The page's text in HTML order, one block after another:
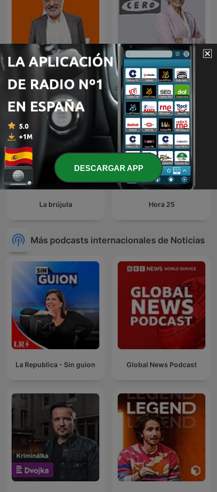
Mañanas en Libertad con
Luis del Pino
Julia en la onda
La brújula Hora 25
Más podcasts internacionales de Noticias
La Republica - Sin guion Global News Podcast
DESCARGAR APP